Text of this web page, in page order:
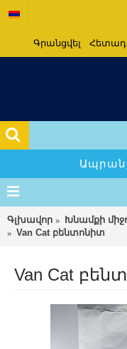
Գրանցվել
Գլխավոր
Խնամքի
Van Cat բենտոնիտ
Van Cat